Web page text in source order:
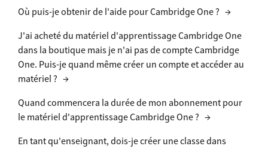
Où puis-je obtenir de l'aide pour Cambridge One ? →
J'ai acheté du matériel d'apprentissage Cambridge One
dans la boutique mais je n'ai pas de compte Cambridge
One. Puis-je quand même créer un compte et accéder au
matériel ? →
Quand commencera la durée de mon abonnement pour
le matériel d'apprentissage Cambridge One ? →
En tant qu'enseignant, dois-je créer une classe dans